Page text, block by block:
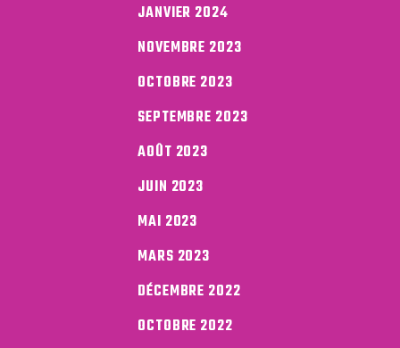
JANVIER 2024
NOVEMBRE 2023
OCTOBRE 2023
SEPTEMBRE 2023
AOÛT 2023
JUIN 2023
MAI 2023
MARS 2023
DÉCEMBRE 2022
OCTOBRE 2022